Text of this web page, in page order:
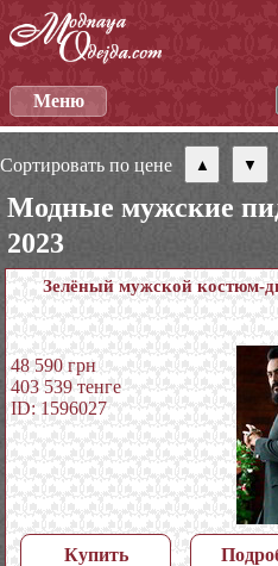
Меню
Сортировать по цене
Модные мужские
2023
Зелёный мужской костюм-
48 590 грн
403 539 тенге
ID: 1596027
Купить